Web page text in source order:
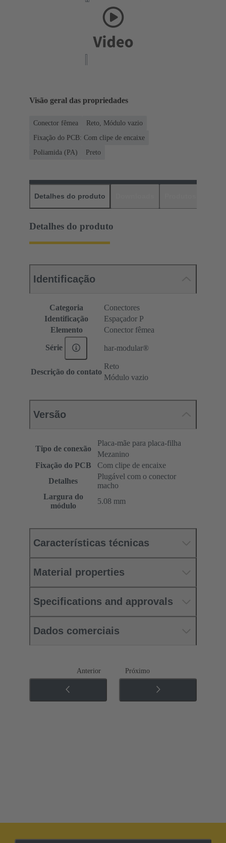
Visão geral das propriedades
Conector fêmea
Reto, Módulo vazio
Fixação do PCB: Com clipe de encaixe
Poliamida (PA)
Preto
Detalhes do produto
Detalhes do produto
Identificação
Categoria
Conectores
Identificação
Espaçador P
Elemento
Conector fêmea
Série har-modular®
Descrição do contato
Reto
Módulo vazio
Versão
Tipo de conexão
Placa-mãe para placa-filha
Mezanino
Fixação do PCB
Com clipe de encaixe
Detalhes
Plugável com o conector
macho
Largura do
módulo
5.08 mm
Características técnicas
Material properties
Specifications and approvals
Dados comerciais
Anterior Próximo